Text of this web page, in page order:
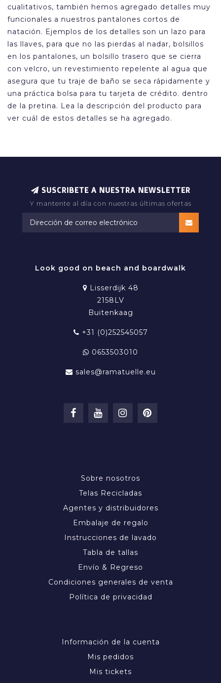
cualitativos, también hemos agregado detalles muy
funcionales a nuestros pantalones cortos de
natación. Ejemplos de los detalles son un lazo para
las llaves, para que no las pierdas al nadar, bolsillos
en los pantalones, un bolsillo trasero que se cierra
con velcro, un revestimiento repelente al agua que
asegura que tu traje de baño se seca rápidamente y
una práctica bolsa para tu tarjeta de crédito. dentro
de la pretina. Lea la descripción del producto para
ver cuál de estos detalles se ha agregado.
SUSCRIBETE A NUESTRA NEWSLETTER
Y mantente al día con nuestras últimas ofertas
Look good on beach and boardwalk
Lisserdijk 48
2158LV
Buitenkaag
+31 (0)252545057
0653503010
sales@ramatuelle.eu
Sobre nosotros
Telas Recicladas
Agentes y distribuidores
Embalaje de regalo
Instrucciones de lavado
Tabla de tallas
Envío & Regreso
Condiciones generales de venta
Política de privacidad
Información de la cuenta
Mis pedidos
Mis tickets